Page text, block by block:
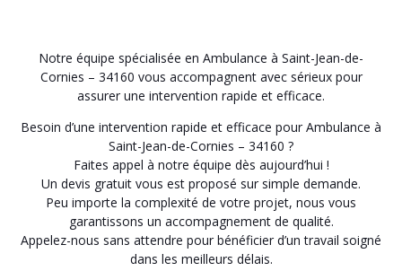
Notre équipe spécialisée en Ambulance à Saint-Jean-de-
Cornies – 34160 vous accompagnent avec sérieux pour
assurer une intervention rapide et efficace.
Besoin d’une intervention rapide et efficace pour Ambulance à
Saint-Jean-de-Cornies – 34160 ?
Faites appel à notre équipe dès aujourd’hui !
Un devis gratuit vous est proposé sur simple demande.
Peu importe la complexité de votre projet, nous vous
garantissons un accompagnement de qualité.
Appelez-nous sans attendre pour bénéficier d’un travail soigné
dans les meilleurs délais.